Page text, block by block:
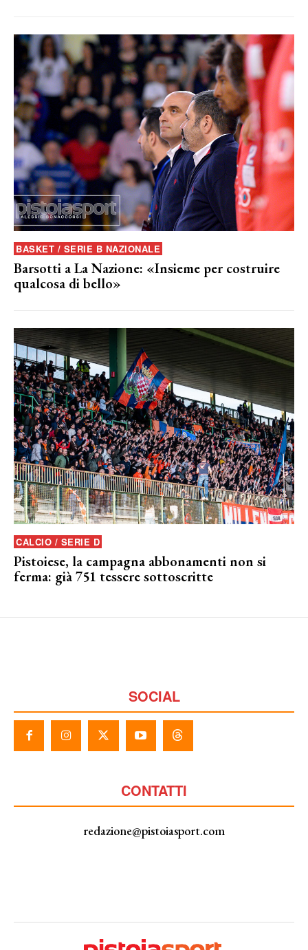
BASKET / SERIE B NAZIONALE
Barsotti a La Nazione: «Insieme per costruire
qualcosa di bello»
CALCIO / SERIE D
Pistoiese, la campagna abbonamenti non si
ferma: già 751 tessere sottoscritte
SOCIAL
CONTATTI
redazione@pistoiasport.com